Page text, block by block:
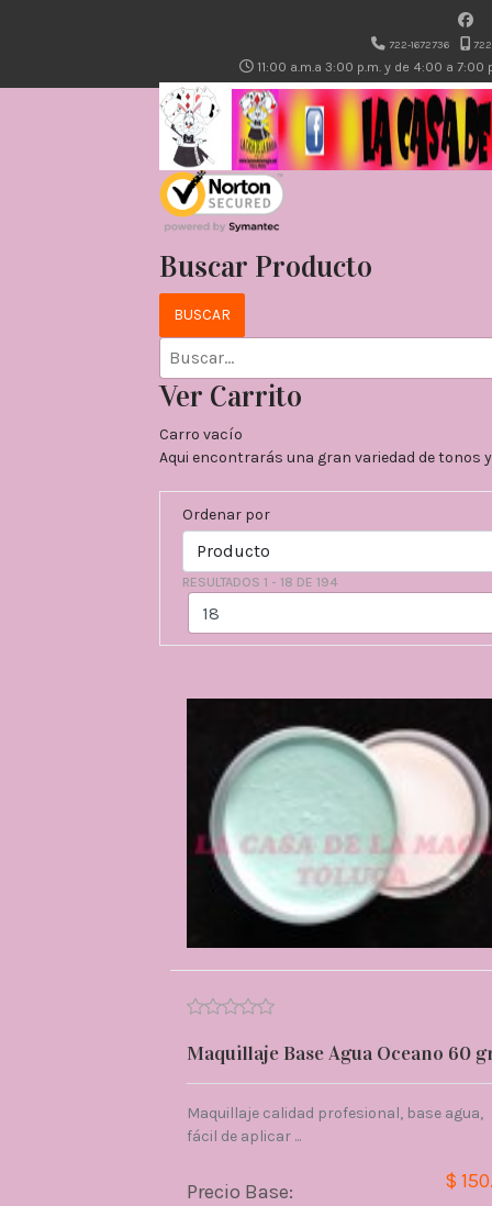
722-1672736
11:00 a.m.a 3:00 p.m. y de 4:00 a 7:00
Buscar Producto
Ver Carrito
Carro vacío
Aqui encontrarás una gran variedad de tonos
Ordenar por
RESULTADOS 1 - 18 DE 194
Maquillaje Base Agua Oceano 60
Maquillaje calidad profesional, base agua,
fácil de aplicar ...
Precio Base: $